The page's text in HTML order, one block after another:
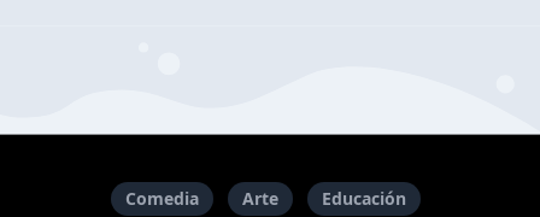
Comedia Arte
Educación